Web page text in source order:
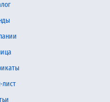
лист